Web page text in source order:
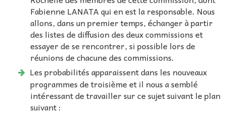
Fabienne LANATA qui en est la responsable. Nous
allons, dans un premier temps, échanger à partir
des listes de diffusion des deux commissions et
essayer de se rencontrer, si possible lors de
réunions de chacune des commissions.
Les probabilités apparaissent dans les nouveaux
programmes de troisième et il nous a semblé
intéressant de travailler sur ce sujet suivant le plan
suivant :